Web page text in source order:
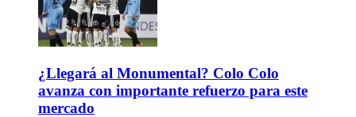
¿Llegará al Monumental? Colo Colo
avanza con importante refuerzo para este
mercado